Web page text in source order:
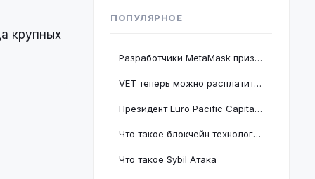
крупных
ПОПУЛЯРНОЕ
Разработчики MetaMask призвали пользователей срочно обновить браузер Google Chrome
VET теперь можно расплатиться в 2 миллионах магазинов, проект подключается к BNB Chain
Президент Euro Pacific Capital заявил, что крах криптовалютного рынка полезен для экономики
Что такое блокчейн технология: принцип работы и краткое руководство
Что такое Sybil Атака